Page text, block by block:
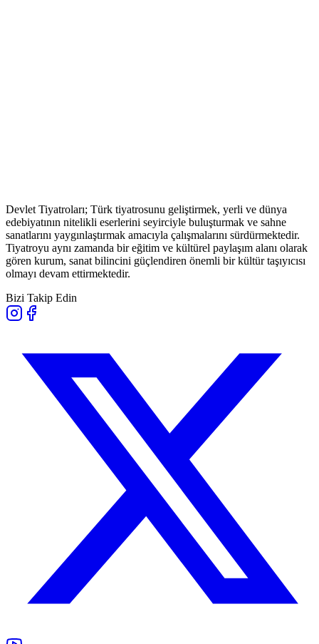
Devlet Tiyatroları; Türk tiyatrosunu geliştirmek, yerli ve dünya
edebiyatının nitelikli eserlerini seyirciyle buluşturmak ve sahne
sanatlarını yaygınlaştırmak amacıyla çalışmalarını sürdürmektedir.
Tiyatroyu aynı zamanda bir eğitim ve kültürel paylaşım alanı olarak
gören kurum, sanat bilincini güçlendiren önemli bir kültür taşıyıcısı
olmayı devam ettirmektedir.
Bizi Takip Edin